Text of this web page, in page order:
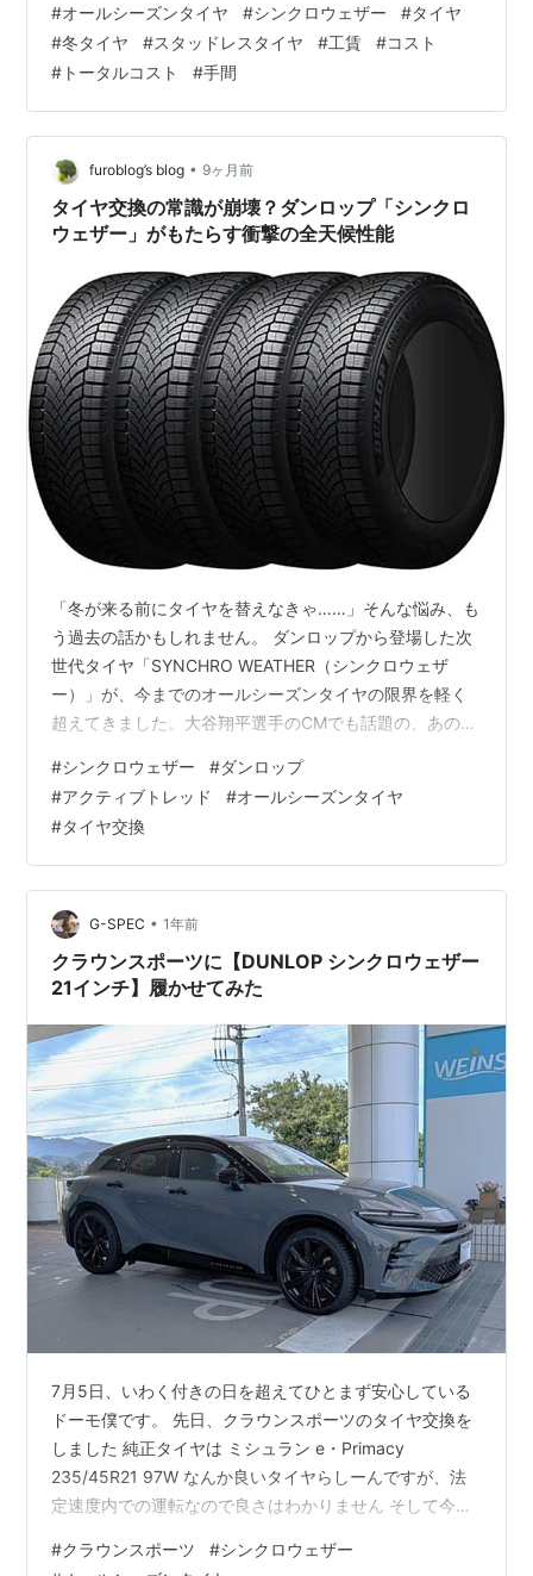
タイヤ併用より約3万円安くなり、手間やストレスも大幅
に減りました。 こんな経験ありませんか 毎年12月になる
と「そろそろタイヤ交換しなきゃ」と憂うつになりま
す。重いタイヤを物置から出し入れし、保管スペースも
圧迫されていると感じます。交換工賃やスタッドレス購
入費まで含めると、「車って本当にお金…
#オールシーズンタイヤ #シンクロウェザー #タイヤ
#冬タイヤ #スタッドレスタイヤ #工賃 #コスト
# トータルコスト #手間
furoblog’s blog • 9ヶ月前
タイヤ交換の常識が崩壊？ダンロップ「シンクロ
ウェザー」がもたらす衝撃の全天候性能
「冬が来る前にタイヤを替えなきゃ……」そんな悩み、も
う過去の話かもしれません。 ダンロップから登場した次
世代タイヤ「SYNCHRO WEATHER（シンクロウェザ
ー）」が、今までのオールシーズンタイヤの限界を軽く
超えてきました。大谷翔平選手のCMでも話題の、あの
ブトレッド」が魔法の正体！ シンクロウェザーが普通の
タイヤと決定的に違うのは、タイヤ自らが「路面状況に
合わせて性格を変える」という点です。これを可能にし
ているのが、新開発の「アクティブトレッド」技術で
す。 路面を察知する2つの「スイッチ」 ① 水スイッチ：
雨が降って路面が濡れると、…
#シンクロウェザー #ダンロップ
#アクティブトレッド #オールシーズンタイヤ
#タイヤ交換
G-SPEC • 1年前
クラウンスポーツに【DUNLOP シンクロウェザー
21インチ】履かせてみた
7月5日、いわく付きの日を超えてひとまず安心している
ドーモ僕です。 先日、クラウンスポーツのタイヤ交換を
しました 純正タイヤは ミシュラン e・Primacy
235/45R21 97W なんか良いタイヤらしーんですが、法
定速度内での運転なので良さはわかりません そして今回
ザー 225/45R21 95W
#クラウンスポーツ #シンクロウェザー